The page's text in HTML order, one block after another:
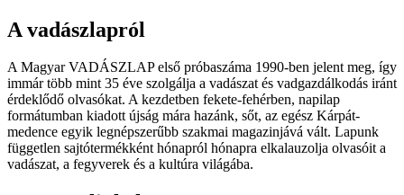
A vadászlapról
A Magyar VADÁSZLAP első próbaszáma 1990-ben jelent meg, így
immár több mint 35 éve szolgálja a vadászat és vadgazdálkodás iránt
érdeklődő olvasókat. A kezdetben fekete-fehérben, napilap
formátumban kiadott újság mára hazánk, sőt, az egész Kárpát-
medence egyik legnépszerűbb szakmai magazinjává vált. Lapunk
független sajtótermékként hónapról hónapra elkalauzolja olvasóit a
vadászat, a fegyverek és a kultúra világába.